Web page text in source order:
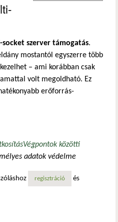
socket szerver támogatás.
mostantól egyszerre több
– ami korábban csak
volt megoldható. Ez
erőforrás-
Végpontok közötti
adatok védelme
2.7 – többcsatornás szerver,
regisztráció és